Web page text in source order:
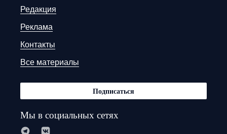
Редакция
Реклама
Контакты
Все материалы
Подписаться
Мы в социальных сетях